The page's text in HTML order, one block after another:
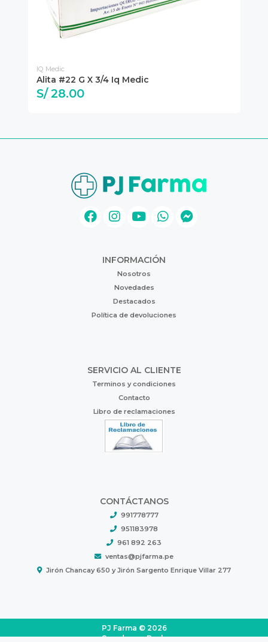
IQ Medic
Alita #22 G X 3/4 Iq Medic
S/ 28.00
INFORMACIÓN
Nosotros
Novedades
Destacados
Política de devoluciones
SERVICIO AL CLIENTE
Terminos y condiciones
Contacto
Libro de reclamaciones
CONTÁCTANOS
991778777
951183978
961 892 263
ventas@pjfarma.pe
Jirón Chancay 650 y Jirón Sargento Enrique Villar 277
PJ Farma © 2026
Creado porBsale